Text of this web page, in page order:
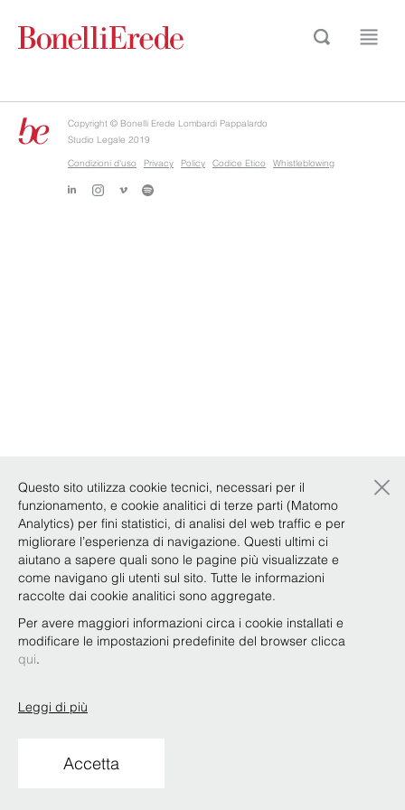
Copyright © Bonelli Erede Lombardi Pappalardo
Studio Legale 2019
Condizioni d'uso
Privacy Policy Codice Etico Whistleblowing
Questo sito utilizza cookie tecnici, necessari per il
funzionamento, e cookie analitici di terze parti (Matomo
Analytics) per fini statistici, di analisi del web traffic e per
migliorare l’esperienza di navigazione. Questi ultimi ci
aiutano a sapere quali sono le pagine più visualizzate e
come navigano gli utenti sul sito. Tutte le informazioni
raccolte dai cookie analitici sono aggregate.
Per avere maggiori informazioni circa i cookie installati e
modificare le impostazioni predefinite del browser clicca
qui.
Leggi di più
Accetta
×